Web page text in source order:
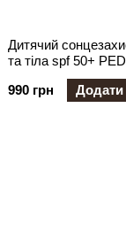
Дитячий
та тіла spf 50+
990 грн